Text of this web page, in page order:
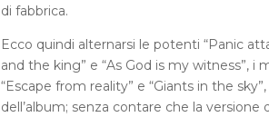
di fabbrica.
Ecco quindi alternarsi le potenti “Panic
and the king” e “As God is my witness”, i
“Escape from reality” e “Giants in the
dell’album; senza contare che la versione